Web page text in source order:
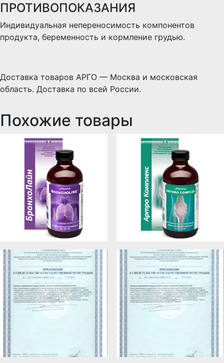
ПРОТИВОПОКАЗАНИЯ
Индивидуальная непереносимость компонентов
продукта, беременность и кормление грудью.
Доставка товаров АРГО — Москва и московская
область. Доставка по всей России.
Похожие товары